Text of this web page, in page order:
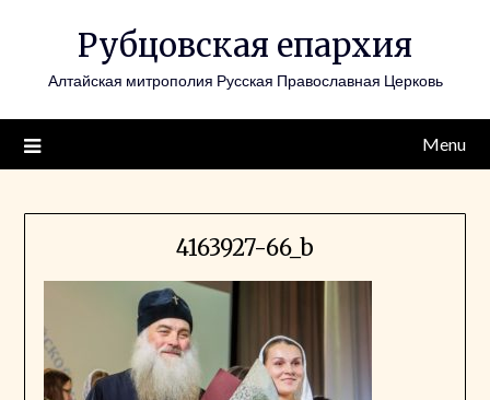
Рубцовская епархия
Алтайская митрополия Русская Православная Церковь
Menu
4163927-66_b